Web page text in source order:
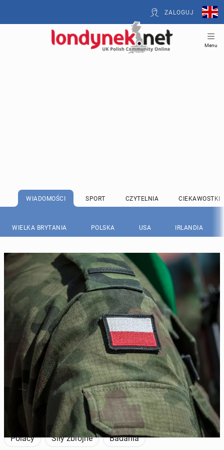
ZALOGUJ
Menu
WIADOMOŚCI SPORT CZYTELNIA CIEKAWOSTKI
WIELKA BRYTANIA POLSKA USA IRLANDIA
Zdecydowana większość Polaków nie chce przywrócenie
powszechnej służby wojskowej. (Fot. Getty Images)
Polacy Siły zbrojne Badania